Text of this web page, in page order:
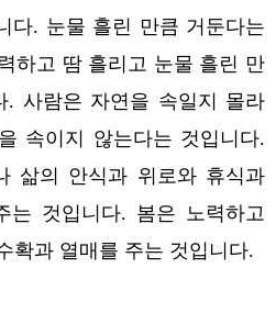
다. 눈물 흘린 만큼 거둔다는
하고 땀 흘리고 눈물 흘린 만
. 사람은 자연을 속일지 몰라
속이지 않는다는 것입니다.
삶의 안식과 위로와 휴식과
는 것입니다. 봄은 노력하고
확과 열매를 주는 것입니다.